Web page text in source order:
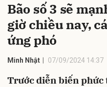
Bão số 3 sẽ
giờ chiều nay,
ứng phó
Minh Nhật 07/09/2024 14:37
Trước diễn biến phức